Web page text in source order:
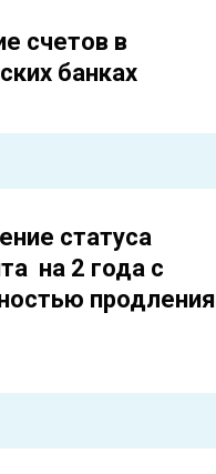
счетов в
банках
статуса
на 2 года с
продления